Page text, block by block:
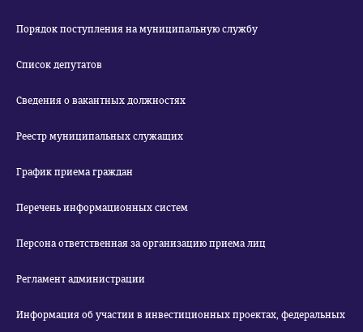
Порядок поступления на муниципальную службу
Список депутатов
Сведения о вакантных должностях
Реестр муниципальных служащих
График приема граждан
Перечень информационных систем
Персона ответственная за организацию приема лиц
Регламент администрации
Информация об участии в инвестиционных проектах, федеральных